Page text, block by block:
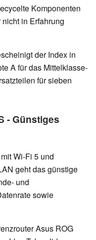
Komponenten
in Erfahrung
der Index in
A für das Mittelklasse-
für sieben
- Günstiges
Wi-Fi 5 und
geht das günstige
und
sowie
Asus ROG